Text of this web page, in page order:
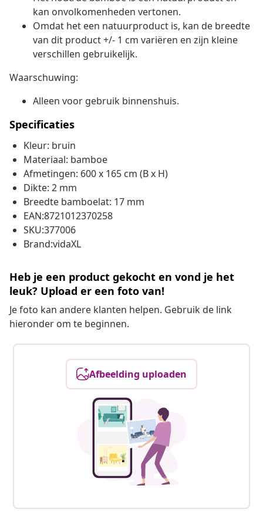
kan onvolkomenheden vertonen.
Omdat het een natuurproduct is, kan de breedte
van dit product +/- 1 cm variëren en zijn kleine
verschillen gebruikelijk.
Waarschuwing:
Alleen voor gebruik binnenshuis.
Specificaties
Kleur: bruin
Materiaal: bamboe
Afmetingen: 600 x 165 cm (B x H)
Dikte: 2 mm
Breedte bamboelat: 17 mm
EAN:8721012370258
SKU:377006
Brand:vidaXL
Heb je een product gekocht en vond je het
leuk? Upload er een foto van!
Je foto kan andere klanten helpen. Gebruik de link
hieronder om te beginnen.
Afbeelding uploaden